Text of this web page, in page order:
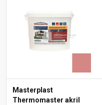
Masterplast
Thermomaster akril